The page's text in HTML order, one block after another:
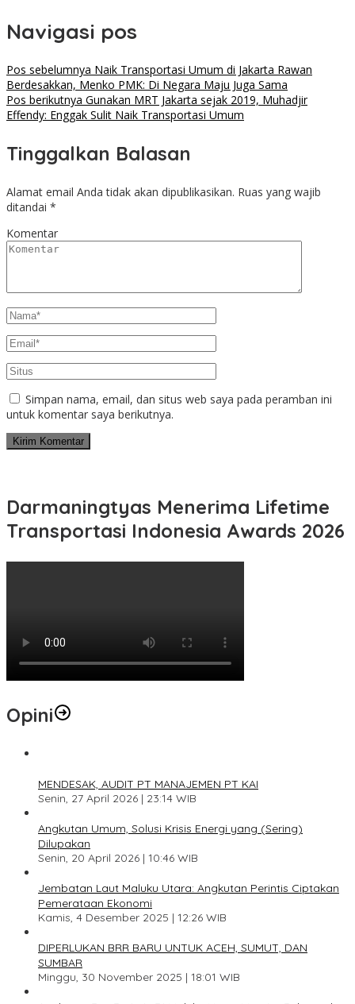
Navigasi pos
Pos sebelumnya Naik Transportasi Umum di Jakarta Rawan
Berdesakkan, Menko PMK: Di Negara Maju Juga Sama
Pos berikutnya Gunakan MRT Jakarta sejak 2019, Muhadjir
Effendy: Enggak Sulit Naik Transportasi Umum
Tinggalkan Balasan
Alamat email Anda tidak akan dipublikasikan. Ruas yang wajib
ditandai *
Komentar
Simpan nama, email, dan situs web saya pada peramban ini
untuk komentar saya berikutnya.
Darmaningtyas Menerima Lifetime
Transportasi Indonesia Awards 2026
Opini
MENDESAK, AUDIT PT MANAJEMEN PT KAI
Senin, 27 April 2026 | 23:14 WIB
Angkutan Umum, Solusi Krisis Energi yang (Sering)
Dilupakan
Senin, 20 April 2026 | 10:46 WIB
Jembatan Laut Maluku Utara: Angkutan Perintis Ciptakan
Pemerataan Ekonomi
Kamis, 4 Desember 2025 | 12:26 WIB
DIPERLUKAN BRR BARU UNTUK ACEH, SUMUT, DAN
SUMBAR
Minggu, 30 November 2025 | 18:01 WIB